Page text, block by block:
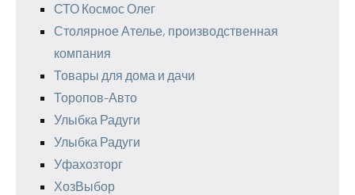
СТО Космос Олег
Столярное Ателье, производственная
компания
Товары для дома и дачи
Торопов-Авто
Улыбка Радуги
Улыбка Радуги
Уфахозторг
ХозВыбор